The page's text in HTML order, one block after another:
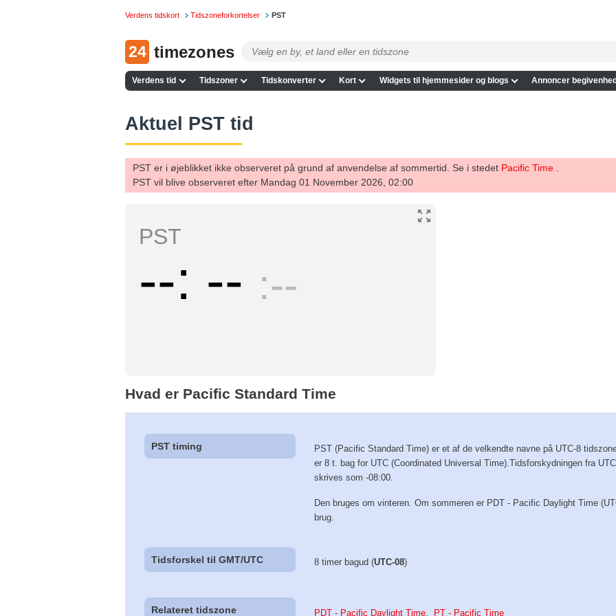
Verdens tidskort Tidszoneforkortelser PST
24 timezones
Verdens tid Tidszoner Tidskonverter Kort Widgets til hjemmesider og blogs Annoncer
Aktuel PST tid
PST er i øjeblikket ikke observeret på grund af anvendelse af sommertid. Se i stedet Pacific Time
PST vil blive observeret efter Mandag 01 November 2026, 02:00
PST
-- -- --
Hvad er Pacific Standard Time
PST timing
PST (Pacific Standard Time) er et af de velkendte navne på UTC-8
er 8 t. bag for UTC (Coordinated Universal Time).Tidsforskydningen fra
skrives som -08:00.
Den bruges om vinteren. Om sommeren er PDT - Pacific Daylight Time
brug.
Tidsforskel til GMT/UTC 8 timer bagud (UTC-08)
Relateret tidszone PDT - Pacific Daylight Time PT - Pacific Time